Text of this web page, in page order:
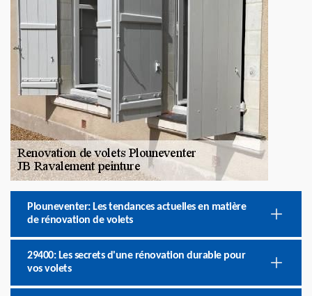
Plouneventer: Les tendances actuelles en matière
de rénovation de volets
29400: Les secrets d'une rénovation durable pour
vos volets